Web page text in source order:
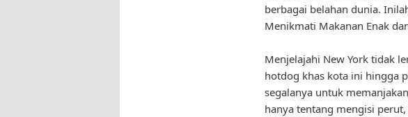
berbagai belahan dunia.
Menikmati Makanan Enak
Menjelajahi New York tidak
hotdog khas kota ini hingga
segalanya untuk
hanya tentang mengisi